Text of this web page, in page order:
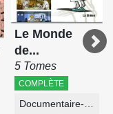
Le Monde
de...
5 Tomes
COMPLÈTE
Documentaire-Encyclopédie